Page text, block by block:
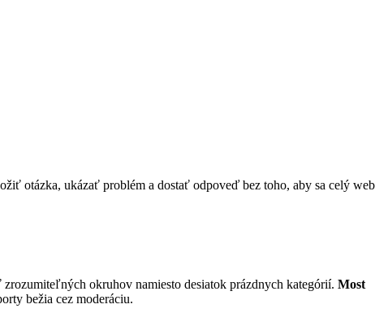
otázka, ukázať problém a dostať odpoveď bez toho, aby sa celý web
zrozumiteľných okruhov namiesto desiatok prázdnych kategórií. Most
bežia cez moderáciu.